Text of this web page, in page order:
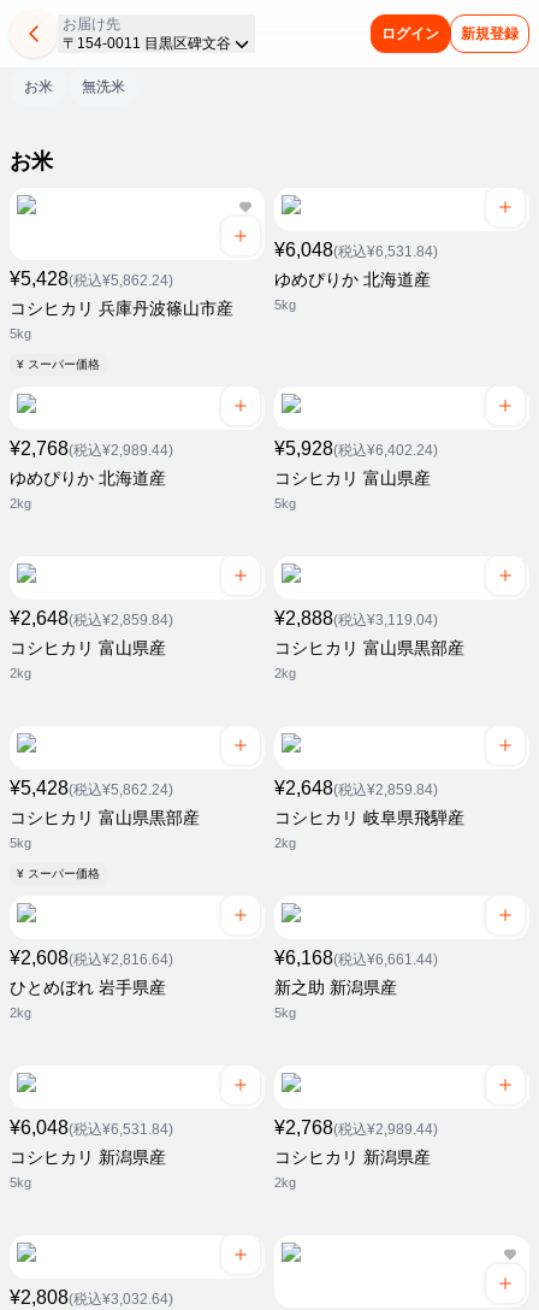
お届け先
〒154-0011 目黒区碑文谷
ログイン 新規登録
お米 無洗米
お米
¥5,428(税込¥5,862.24)
コシヒカリ 兵庫丹波篠山市産
5kg
¥ スーパー価格
¥6,048(税込¥6,531.84)
ゆめぴりか 北海道産
5kg
¥2,768(税込¥2,989.44)
ゆめぴりか 北海道産
2kg
¥5,928(税込¥6,402.24)
コシヒカリ 富山県産
5kg
¥2,648(税込¥2,859.84)
コシヒカリ 富山県産
2kg
¥2,888(税込¥3,119.04)
コシヒカリ 富山県黒部産
2kg
¥5,428(税込¥5,862.24)
コシヒカリ 富山県黒部産
5kg
¥ スーパー価格
¥2,648(税込¥2,859.84)
コシヒカリ 岐阜県飛騨産
2kg
¥2,608(税込¥2,816.64)
ひとめぼれ 岩手県産
2kg
¥6,168(税込¥6,661.44)
新之助 新潟県産
5kg
¥6,048(税込¥6,531.84)
コシヒカリ 新潟県産
5kg
¥2,768(税込¥2,989.44)
コシヒカリ 新潟県産
2kg
¥2,808(税込¥3,032.64)